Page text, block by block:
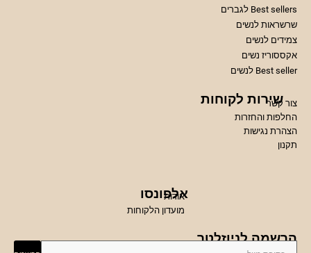
הרשמה לניוזלטר
אלפונסו
אודות
מועדון הלקוחות
שירות לקוחותצור קשר
החלפות והחזרות
הצהרת נגישות
תקנון
Best sellers לגברים
שרשראות לנשים
צמידים לנשים
אקססוריז נשים
Best seller לנשים